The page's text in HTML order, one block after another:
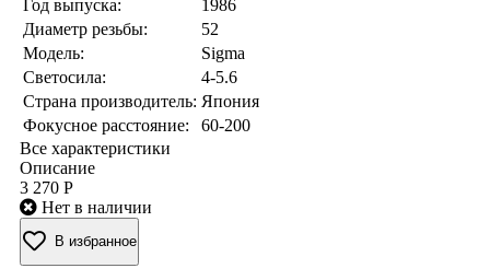
Год выпуска:
1986
Диаметр резьбы:
52
Модель:
Sigma
Светосила:
4-5.6
Страна производитель: Япония
Фокусное расстояние:
60-200
Все характеристики
Описание
3 270 Р
Нет в наличии
В избранное